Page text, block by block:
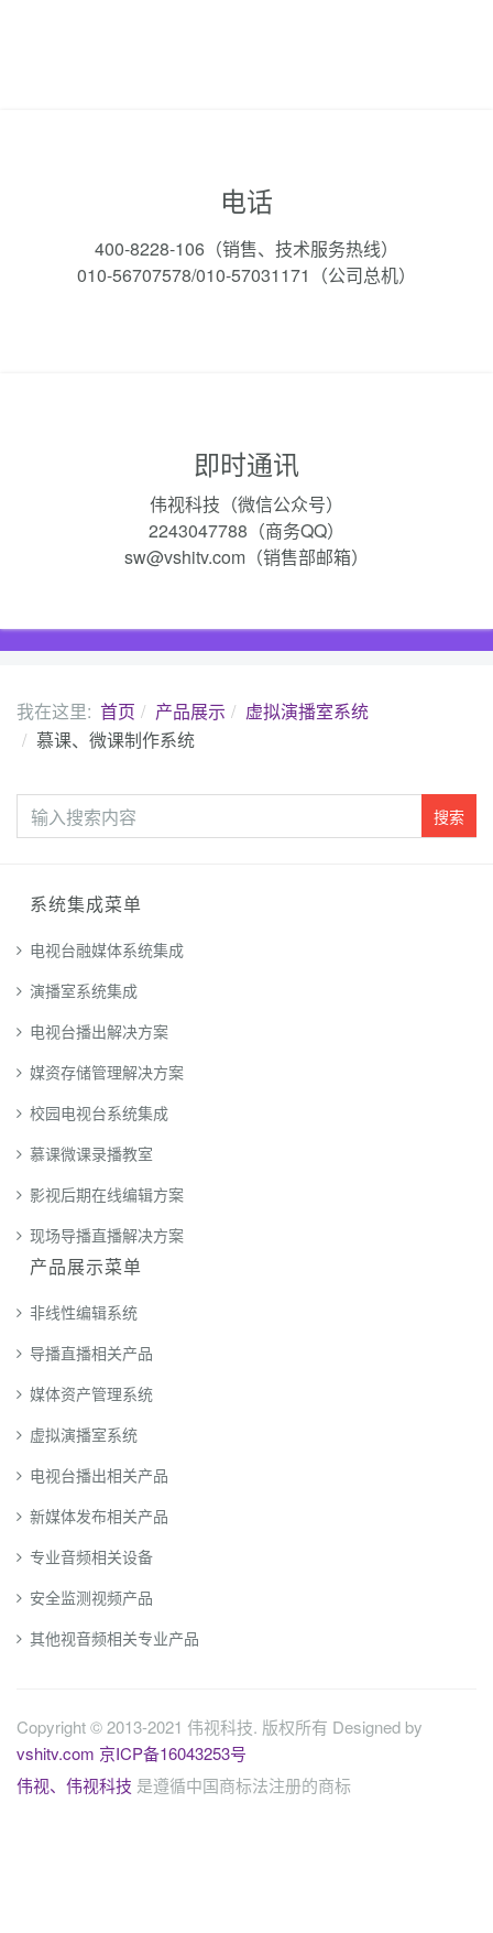
电话
400-8228-106（销售、技术服务热线）
010-56707578/010-57031171（公司总机）
即时通讯
伟视科技（微信公众号）
2243047788（商务QQ）
sw@vshitv.com（销售部邮箱）
我在这里: 首页 产品展示
虚拟演播室系统
慕课、微课制作系统
搜索
站
内
索系统集成菜单
电视台融媒体系统集成
演播室系统集成
电视台播出解决方案
媒资存储管理解决方案
校园电视台系统集成
慕课微课录播教室
影视后期在线编辑方案
现场导播直播解决方案
产品展示菜单
非线性编辑系统
导播直播相关产品
媒体资产管理系统
虚拟演播室系统
电视台播出相关产品
新媒体发布相关产品
专业音频相关设备
安全监测视频产品
其他视音频相关专业产品
Copyright © 2013-2021 伟视科技. 版权所有 Designed by
vshitv.com 京ICP备16043253号
伟视、伟视科技 是遵循中国商标法注册的商标